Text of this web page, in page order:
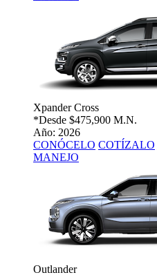
Xpander Cross
*Desde $475,900 M.N.
Año: 2026
CONÓCELO COTÍZALO
MANEJO
Outlander